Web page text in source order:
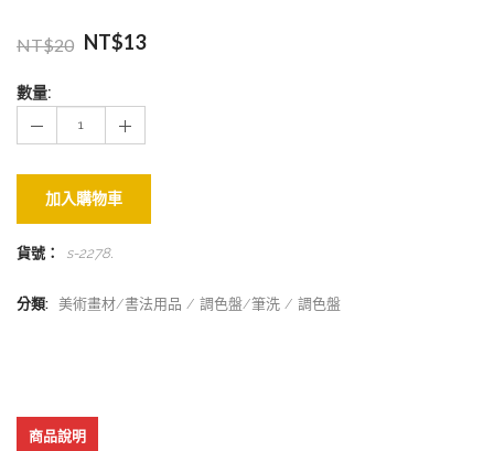
NT$20 NT$13
數量:
加入購物車
貨號： s-2278.
分類: 美術畫材/書法用品 調色盤/筆洗 調色盤
商品說明